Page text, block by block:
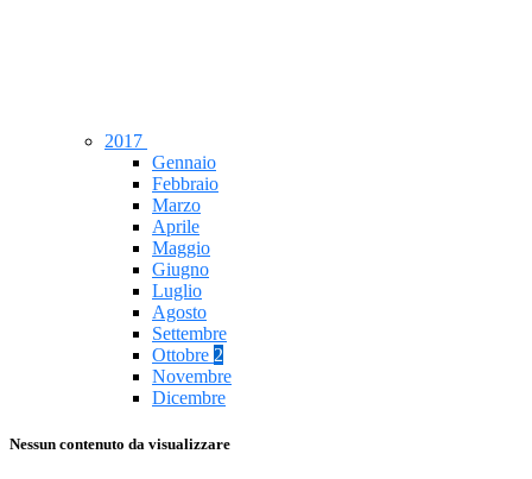
2017
Gennaio
Febbraio
Marzo
Aprile
Maggio
Giugno
Luglio
Agosto
Settembre
Ottobre 2
Novembre
Dicembre
Nessun contenuto da visualizzare